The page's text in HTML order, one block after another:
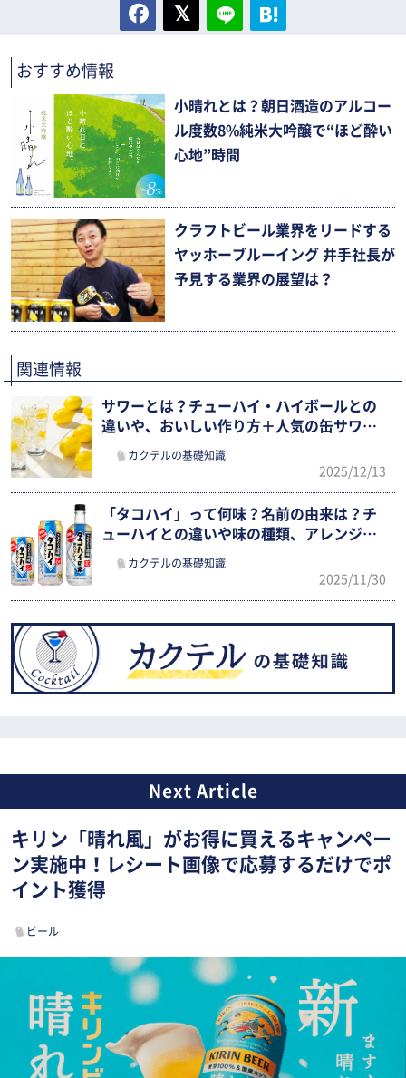
おすすめ情報
小晴れとは？朝日酒造のアルコー
ル度数8%純米大吟醸で“ほど酔い
心地”時間
クラフトビール業界をリードする
ヤッホーブルーイング 井手社長が
予見する業界の展望は？
関連情報
サワーとは？チューハイ・ハイボールとの
違いや、おいしい作り方＋人気の缶サワー
カクテルの基礎知識
2025/12/13
「タコハイ」って何味？名前の由来は？チ
ューハイとの違いや味の種類、アレンジレ
カクテルの基礎知識
2025/11/30
キリン「晴れ風」がお得に買えるキャンペー
ン実施中！レシート画像で応募するだけでポ
イント獲得
ビール